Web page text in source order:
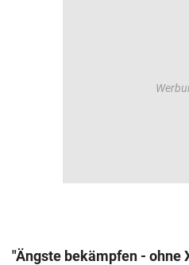
"Ängste bekämpfen - ohne